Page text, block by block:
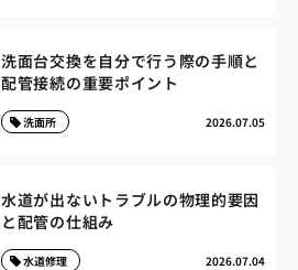
洗面台交換を自分で行う際の手順と
配管接続の重要ポイント
2026.07.05
洗面所
水道が出ないトラブルの物理的要因
と配管の仕組み
2026.07.04
水道修理